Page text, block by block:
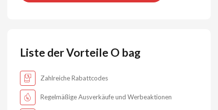
Liste der Vorteile O bag
Zahlreiche Rabattcodes
Regelmäßige Ausverkäufe und Werbeaktionen